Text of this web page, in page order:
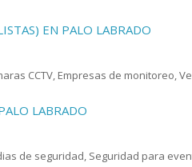
EN PALO LABRADO
CCTV, Empresas de monitoreo,
LABRADO
de seguridad, Seguridad para